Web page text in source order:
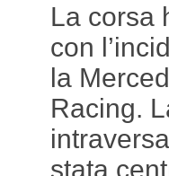
La corsa
con
la
Racing.
stata